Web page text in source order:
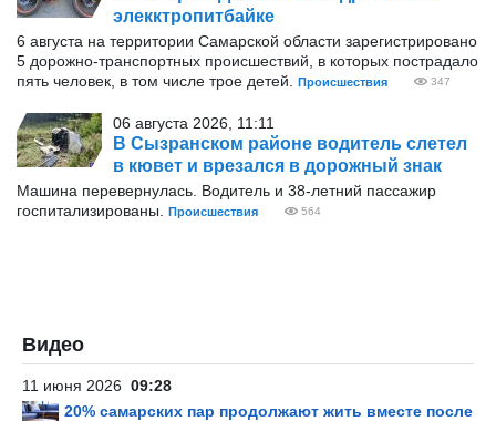
элекктропитбайке
6 августа на территории Самарской области зарегистрировано
5 дорожно-транспортных происшествий, в которых пострадало
пять человек, в том числе трое детей.
Происшествия 347
06 августа 2026, 11:11
В Сызранском районе водитель слетел
в кювет и врезался в дорожный знак
Машина перевернулась. Водитель и 38-летний пассажир
госпитализированы.
Происшествия 564
Видео
11 июня 2026 09:28
20% самарских пар продолжают жить вместе после